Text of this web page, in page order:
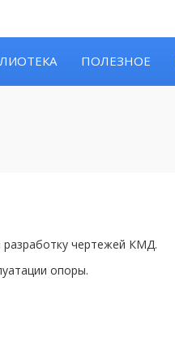
ПОЛЕЗНОЕ
чертежей КМД.
опоры.